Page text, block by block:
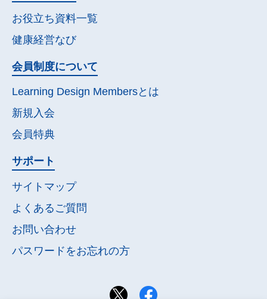
お役立ち資料一覧
健康経営なび
会員制度について
Learning Design Membersとは
新規入会
会員特典
サポート
サイトマップ
よくあるご質問
お問い合わせ
パスワードをお忘れの方